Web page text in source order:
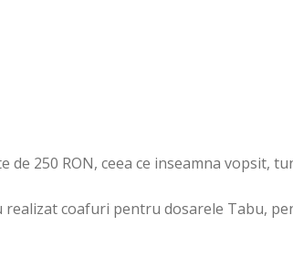
de 250 RON, ceea ce inseamna vopsit,
realizat coafuri pentru dosarele Tabu,